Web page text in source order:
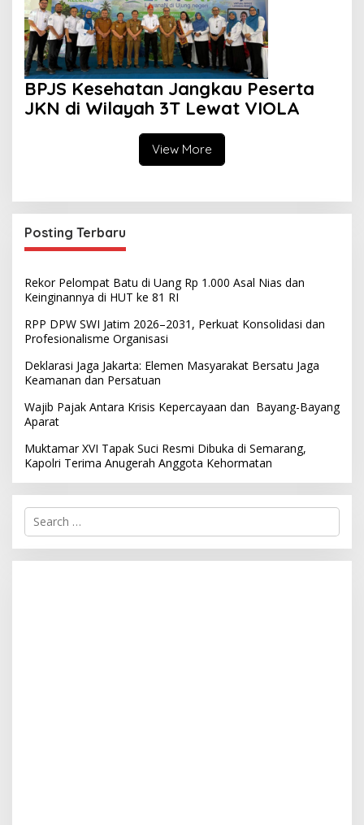
BPJS Kesehatan Jangkau Peserta
JKN di Wilayah 3T Lewat VIOLA
View More
Posting Terbaru
Rekor Pelompat Batu di Uang Rp 1.000 Asal Nias dan
Keinginannya di HUT ke 81 RI
RPP DPW SWI Jatim 2026–2031, Perkuat Konsolidasi dan
Profesionalisme Organisasi
Deklarasi Jaga Jakarta: Elemen Masyarakat Bersatu Jaga
Keamanan dan Persatuan
Wajib Pajak Antara Krisis Kepercayaan dan Bayang-Bayang
Aparat
Muktamar XVI Tapak Suci Resmi Dibuka di Semarang,
Kapolri Terima Anugerah Anggota Kehormatan
S
r